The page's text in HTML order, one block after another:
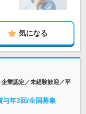
気になる
業認定／未経験歓迎／平
与年3回/全国募集